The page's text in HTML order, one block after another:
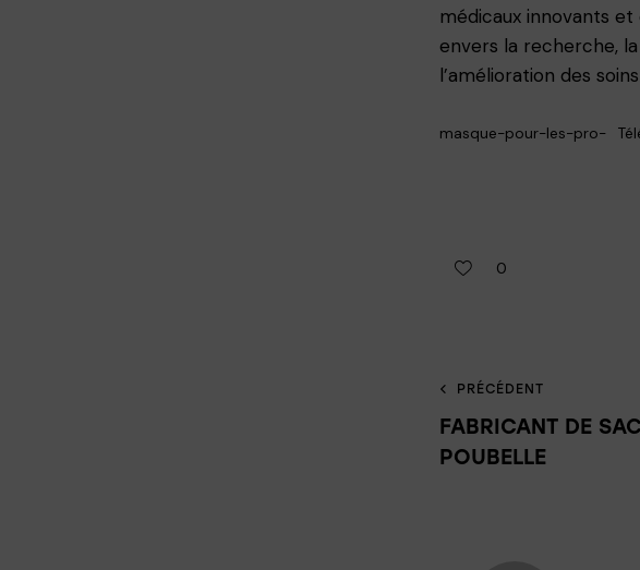
médicaux innovants
envers la recherche,
l’amélioration des
masque-pour-les-pro-
0
PRÉCÉDENT
FABRICANT DE SAC
POUBELLE